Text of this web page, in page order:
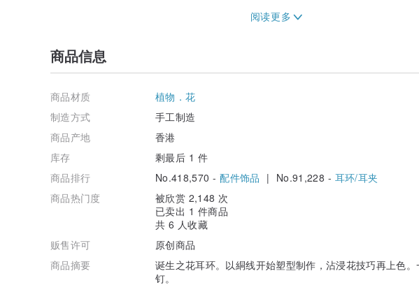
更多问题请直接来信查询，我们将于第一时间回复。多谢大家欣赏Fa for Her 花
香港
商品信息
商品材质
植物．花
制造方式
手工制造
商品产地
香港
库存
剩最后 1 件
商品排行
No.418,570 -配件饰品 | No.91,228 - 耳环/耳夹
商品热门度
被欣赏 2,148 次
已卖出 1 件商品
共 6 人收藏
贩售许可
原创商品
商品摘要
诞生之花耳环。以絧线开始塑型制作，沾浸花技巧再上色
钉。